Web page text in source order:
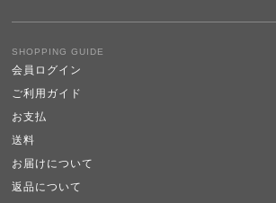
SHOPPING GUIDE
会員ログイン
ご利用ガイド
お支払
送料
お届けについて
返品について